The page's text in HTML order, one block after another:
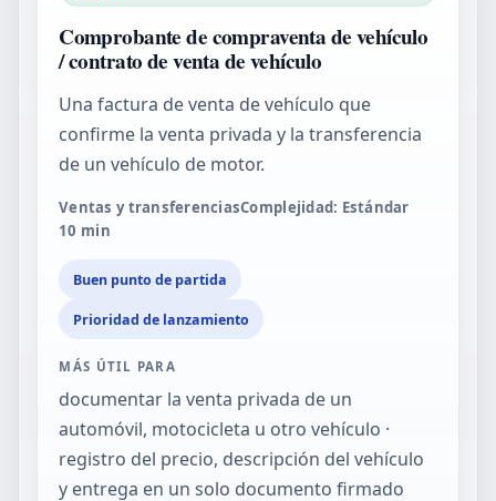
Comprobante de compraventa de vehículo
/ contrato de venta de vehículo
Una factura de venta de vehículo que
confirme la venta privada y la transferencia
de un vehículo de motor.
Ventas y transferenciasComplejidad: Estándar
10 min
Buen punto de partida
Prioridad de lanzamiento
MÁS ÚTIL PARA
documentar la venta privada de un
automóvil, motocicleta u otro vehículo ·
registro del precio, descripción del vehículo
y entrega en un solo documento firmado